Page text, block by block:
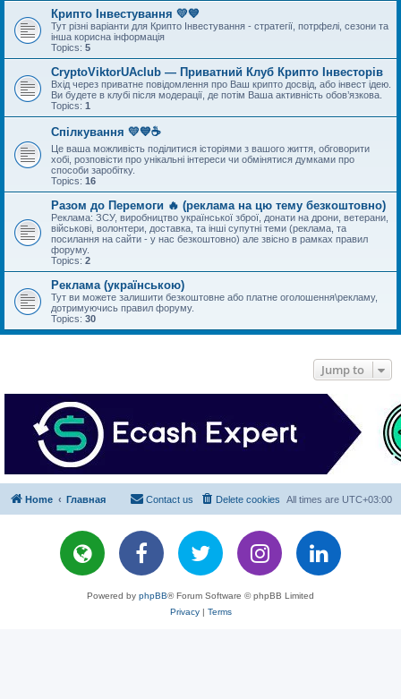
Крипто Інвестування 💛💙
Тут різні варіанти для Крипто Інвестування - стратегії, потрфелі, сезони та
інша корисна інформація
Topics: 5
CryptoViktorUAclub — Приватний Клуб Крипто Інвесторів
Вхід через приватне повідомлення про Ваш крипто досвід, або інвест ідею.
Ви будете в клубі після модерації, де потім Ваша активність обов’язкова.
Topics: 1
Спілкування 💛💙☕
Це ваша можливість поділитися історіями з вашого життя, обговорити
хобі, розповісти про унікальні інтереси чи обмінятися думками про
способи заробітку.
Topics: 16
Разом до Перемоги 🔥 (реклама на цю тему безкоштовно)
Реклама: ЗСУ, виробництво української зброї, донати на дрони, ветерани,
військові, волонтери, доставка, та інші супутні теми (реклама, та
посилання на сайти - у нас безкоштовно) але звісно в рамках правил
форуму.
Topics: 2
Реклама (українською)
Тут ви можете залишити безкоштовне або платне оголошення\рекламу,
дотримуючись правил форуму.
Topics: 30
Jump to
Home Главная All times are UTC+03:00
Delete cookies
Contact us
Powered by phpBB® Forum Software © phpBB Limited
Privacy| Terms